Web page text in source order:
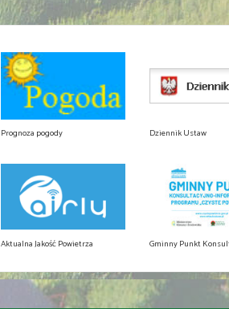
Prognoza pogody Dziennik Ustaw
Aktualna Jakość Powietrza Gminny Punkt